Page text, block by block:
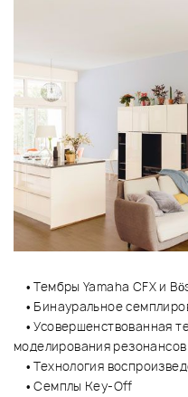
• Тембры Yamaha CFX и
• Бинауральное
• Усовершенствованная
моделирования
• Технология
• Семплы Key-Off